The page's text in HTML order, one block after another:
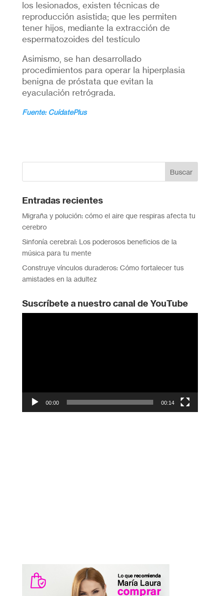
los lesionados, existen técnicas de
reproducción asistida; que les permiten
tener hijos, mediante la extracción de
espermatozoides del testículo
Asimismo, se han desarrollado
procedimientos para operar la hiperplasia
benigna de próstata que evitan la
eyaculación retrógrada.
Fuente: CuídatePlus
Entradas recientes
Migraña y polución: cómo el aire que respiras afecta tu
cerebro
Sinfonía cerebral: Los poderosos beneficios de la
música para tu mente
Construye vínculos duraderos: Cómo fortalecer tus
amistades en la adultez
Suscríbete a nuestro canal de YouTube
00:00 00:14